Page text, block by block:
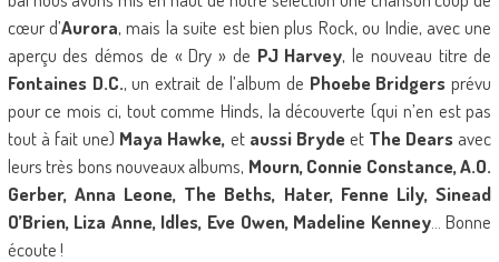
cœur d’Aurora, mais la suite est bien plus Rock, ou Indie, avec une
aperçu des démos de « Dry » de PJ Harvey, le nouveau titre de
Fontaines D.C., un extrait de l’album de Phoebe Bridgers prévu
pour ce mois ci, tout comme Hinds, la découverte (qui n’en est pas
tout à fait une) Maya Hawke, et aussi Brydeet The Dears avec
leurs très bons nouveaux albums, Mourn, Connie Constance, A.O.
Gerber, Anna Leone, The Beths, Hater, Fenne Lily, Sinead
O’Brien, Liza Anne, Idles, Eve Owen, Madeline Kenney… Bonne
écoute !